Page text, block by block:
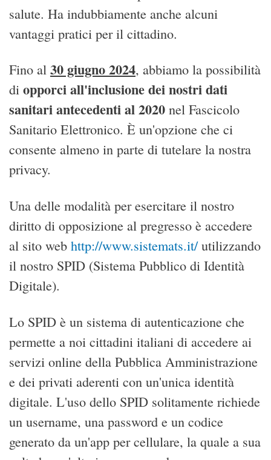
salute. Ha indubbiamente anche alcuni
vantaggi pratici per il cittadino.
Fino al 30 giugno 2024, abbiamo la possibilità
di opporci all'inclusione dei nostri dati
sanitari antecedenti al 2020 nel Fascicolo
Sanitario Elettronico. È un'opzione che ci
consente almeno in parte di tutelare la nostra
privacy.
Una delle modalità per esercitare il nostro
diritto di opposizione al pregresso è accedere
al sito web http://www.sistemats.it/utilizzando
il nostro SPID (Sistema Pubblico di Identità
Digitale).
Lo SPID è un sistema di autenticazione che
permette a noi cittadini italiani di accedere ai
servizi online della Pubblica Amministrazione
e dei privati aderenti con un'unica identità
digitale. L'uso dello SPID solitamente richiede
un username, una password e un codice
generato da un'app per cellulare, la quale a sua